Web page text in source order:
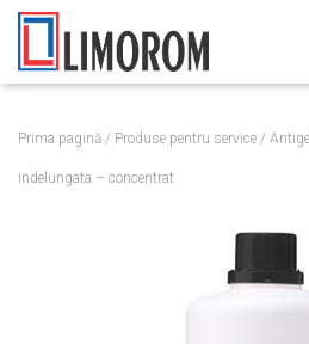
Prima pagină / Produse pentru service / Antigel
indelungata – concentrat